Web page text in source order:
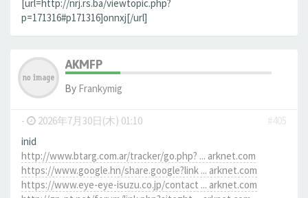
[url=http://nrj.rs.ba/viewtopic.php?
p=171316#p171316]onnxj[/url]
AKMFP
By Frankymig
- 2026年7月30日(木) 01:10
#405
inid
http://www.btarg.com.ar/tracker/go.php? ... arknet.com
https://www.google.hn/share.google?link ... arknet.com
https://www.eye-eye-isuzu.co.jp/contact ... arknet.com